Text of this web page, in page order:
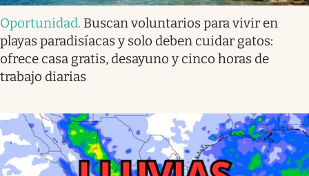
Oportunidad. Buscan voluntarios para vivir en
playas paradisíacas y solo deben cuidar gatos:
ofrece casa gratis, desayuno y cinco horas de
trabajo diarias